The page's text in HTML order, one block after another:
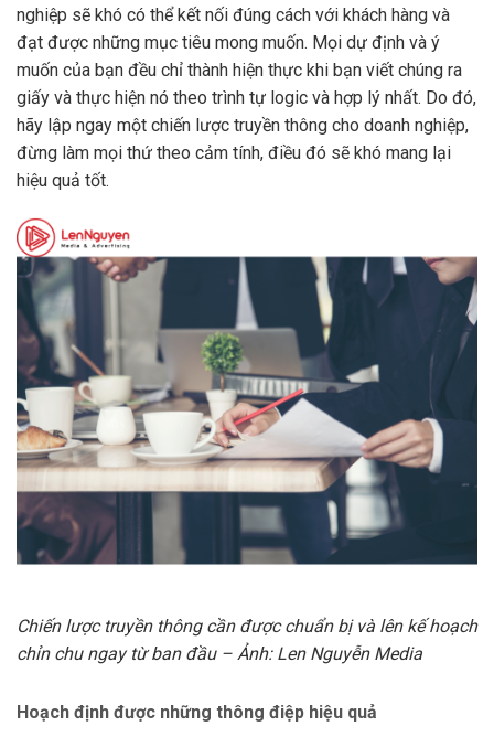
nghiệp sẽ khó có thể kết nối đúng cách với khách hàng và
đạt được những mục tiêu mong muốn. Mọi dự định và ý
muốn của bạn đều chỉ thành hiện thực khi bạn viết chúng ra
giấy và thực hiện nó theo trình tự logic và hợp lý nhất. Do đó,
hãy lập ngay một chiến lược truyền thông cho doanh nghiệp,
đừng làm mọi thứ theo cảm tính, điều đó sẽ khó mang lại
hiệu quả tốt.
Chiến lược truyền thông cần được chuẩn bị và lên kế hoạch
chỉn chu ngay từ ban đầu – Ảnh: Len Nguyễn Media
Hoạch định được những thông điệp hiệu quả